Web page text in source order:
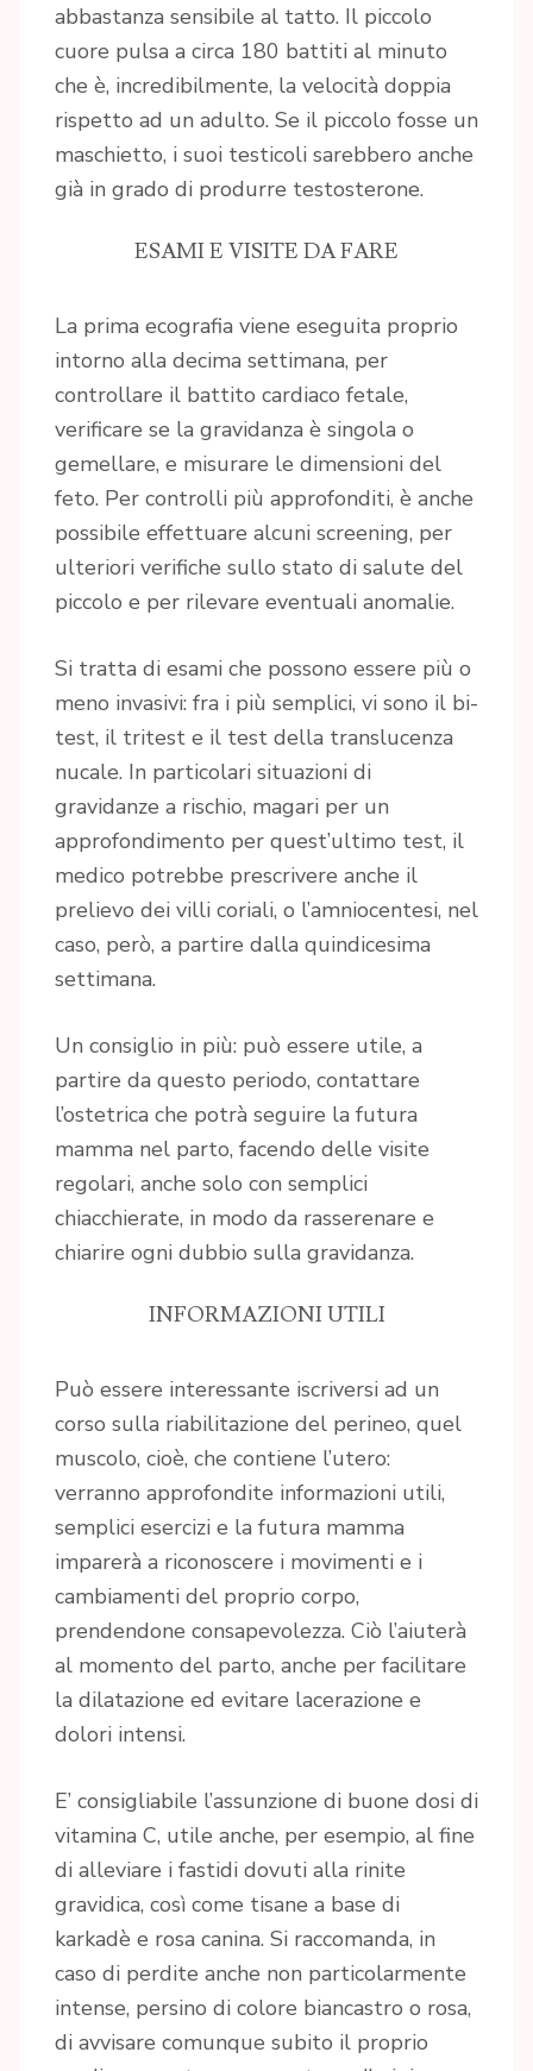
abbastanza sensibile al tatto. Il piccolo
cuore pulsa a circa 180 battiti al minuto
che è, incredibilmente, la velocità doppia
rispetto ad un adulto. Se il piccolo fosse un
maschietto, i suoi testicoli sarebbero anche
già in grado di produrre testosterone.
ESAMI E VISITE DA FARE
La prima ecografia viene eseguita proprio
intorno alla decima settimana, per
controllare il battito cardiaco fetale,
verificare se la gravidanza è singola o
gemellare, e misurare le dimensioni del
feto. Per controlli più approfonditi, è anche
possibile effettuare alcuni screening, per
ulteriori verifiche sullo stato di salute del
piccolo e per rilevare eventuali anomalie.
Si tratta di esami che possono essere più o
meno invasivi: fra i più semplici, vi sono il bi-
test, il tritest e il test della translucenza
nucale. In particolari situazioni di
gravidanze a rischio, magari per un
approfondimento per quest’ultimo test, il
medico potrebbe prescrivere anche il
prelievo dei villi coriali, o l’amniocentesi, nel
caso, però, a partire dalla quindicesima
settimana.
Un consiglio in più: può essere utile, a
partire da questo periodo, contattare
l’ostetrica che potrà seguire la futura
mamma nel parto, facendo delle visite
regolari, anche solo con semplici
chiacchierate, in modo da rasserenare e
chiarire ogni dubbio sulla gravidanza.
INFORMAZIONI UTILI
Può essere interessante iscriversi ad un
corso sulla riabilitazione del perineo, quel
muscolo, cioè, che contiene l’utero:
verranno approfondite informazioni utili,
semplici esercizi e la futura mamma
imparerà a riconoscere i movimenti e i
cambiamenti del proprio corpo,
prendendone consapevolezza. Ciò l’aiuterà
al momento del parto, anche per facilitare
la dilatazione ed evitare lacerazione e
dolori intensi.
E’ consigliabile l’assunzione di buone dosi di
vitamina C, utile anche, per esempio, al fine
di alleviare i fastidi dovuti alla rinite
gravidica, così come tisane a base di
karkadè e rosa canina. Si raccomanda, in
caso di perdite anche non particolarmente
intense, persino di colore biancastro o rosa,
di avvisare comunque subito il proprio